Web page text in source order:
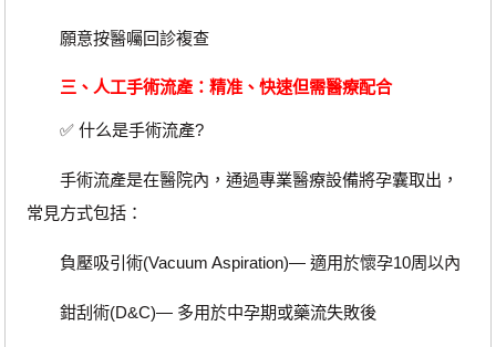
願意按醫囑回診複查
三、人工手術流產：精准、快速但需醫療配合
✅ 什么是手術流產?
手術流產是在醫院內，通過專業醫療設備將孕囊取出，
常見方式包括：
負壓吸引術(Vacuum Aspiration)— 適用於懷孕10周以內
鉗刮術(D&C)— 多用於中孕期或藥流失敗後